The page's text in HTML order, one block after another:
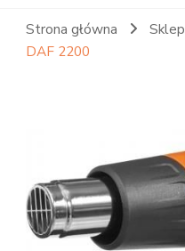
Strona główna Sklep
DAF 2200